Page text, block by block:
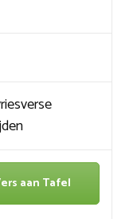
aan Tafel